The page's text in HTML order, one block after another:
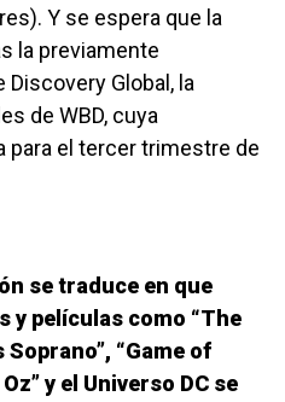
Y se espera que la
la previamente
Discovery Global, la
de WBD, cuya
para el tercer trimestre de
se traduce en que
y películas como “The
Soprano”, “Game of
y el Universo DC se